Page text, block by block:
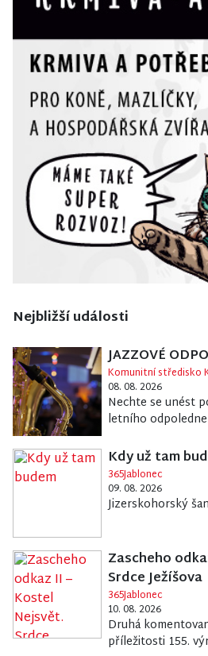
Nejbližší události
JAZZOVÉ
Komunitní středisko
08. 08. 2026
Nechte se unést
letního
Kdy už tam
365Jablonec
09. 08. 2026
Jizerskohorský
Zascheho
Srdce Ježíšova
365Jablonec
10. 08. 2026
Druhá
příležitosti 155.